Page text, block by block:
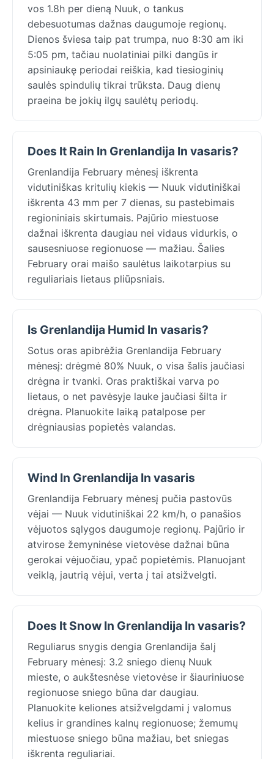
vos 1.8h per dieną Nuuk, o tankus
debesuotumas dažnas daugumoje regionų.
Dienos šviesa taip pat trumpa, nuo 8:30 am iki
5:05 pm, tačiau nuolatiniai pilki dangūs ir
apsiniaukę periodai reiškia, kad tiesioginių
saulės spindulių tikrai trūksta. Daug dienų
praeina be jokių ilgų saulėtų periodų.
Does It Rain In Grenlandija In vasaris?
Grenlandija February mėnesį iškrenta
vidutiniškas kritulių kiekis — Nuuk vidutiniškai
iškrenta 43 mm per 7 dienas, su pastebimais
regioniniais skirtumais. Pajūrio miestuose
dažnai iškrenta daugiau nei vidaus vidurkis, o
sausesniuose regionuose — mažiau. Šalies
February orai maišo saulėtus laikotarpius su
reguliariais lietaus pliūpsniais.
Is Grenlandija Humid In vasaris?
Sotus oras apibrėžia Grenlandija February
mėnesį: drėgmė 80% Nuuk, o visa šalis jaučiasi
drėgna ir tvanki. Oras praktiškai varva po
lietaus, o net pavėsyje lauke jaučiasi šilta ir
drėgna. Planuokite laiką patalpose per
drėgniausias popietės valandas.
Wind In Grenlandija In vasaris
Grenlandija February mėnesį pučia pastovūs
vėjai — Nuuk vidutiniškai 22 km/h, o panašios
vėjuotos sąlygos daugumoje regionų. Pajūrio ir
atvirose žemyninėse vietovėse dažnai būna
gerokai vėjuočiau, ypač popietėmis. Planuojant
veiklą, jautrią vėjui, verta į tai atsižvelgti.
Does It Snow In Grenlandija In vasaris?
Reguliarus snygis dengia Grenlandija šalį
February mėnesį: 3.2 sniego dienų Nuuk
mieste, o aukštesnėse vietovėse ir šiauriniuose
regionuose sniego būna dar daugiau.
Planuokite keliones atsižvelgdami į valomus
kelius ir grandines kalnų regionuose; žemumų
miestuose sniego būna mažiau, bet sniegas
iškrenta reguliariai.